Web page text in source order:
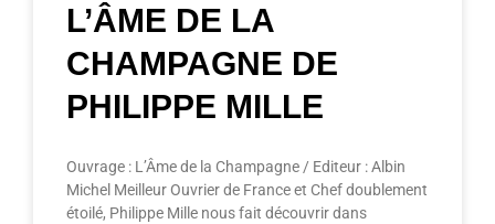
L’ÂME DE LA
CHAMPAGNE DE
PHILIPPE MILLE
Ouvrage : L’Âme de la Champagne / Editeur : Albin
Michel Meilleur Ouvrier de France et Chef doublement
étoilé, Philippe Mille nous fait découvrir dans